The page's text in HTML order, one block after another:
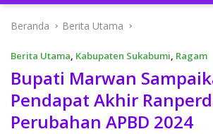
Beranda Berita Utama
Berita Utama, Kabupaten Sukabumi, Ragam
Bupati Marwan
Pendapat Akhir
Perubahan APBD 2024